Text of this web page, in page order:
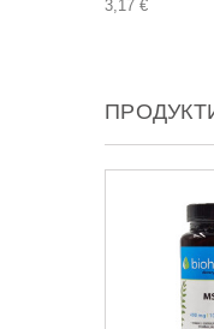
3,17 €